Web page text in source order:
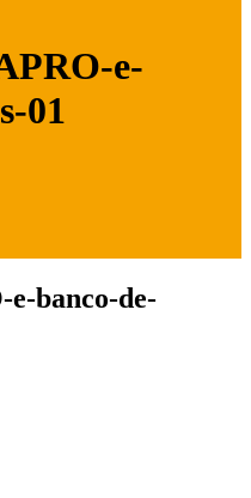
e-
01
banco-de-